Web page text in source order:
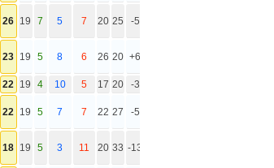
26 19 7 5 7 20 25 -5
23 19 5 8 6 26 20 +6
22 19 4 10 5 17 20 -3
22 19 5 7 7 22 27 -5
18 19 5 3 11 20 33 -13